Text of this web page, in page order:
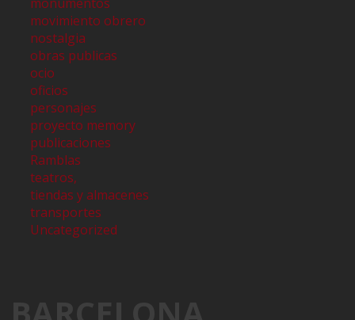
movimiento obrero
nostalgia
obras publicas
ocio
oficios
personajes
proyecto memory
publicaciones
Ramblas
teatros,
tiendas y almacenes
transportes
Uncategorized